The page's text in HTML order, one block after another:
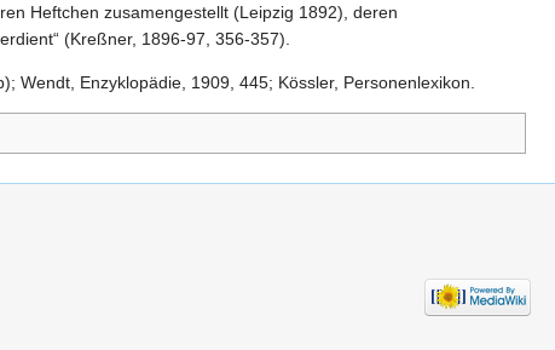
Heftchen zusamengestellt (Leipzig 1892), deren
(Kreßner, 1896-97, 356-357).
Wendt, Enzyklopädie, 1909, 445; Kössler, Personenlexikon.